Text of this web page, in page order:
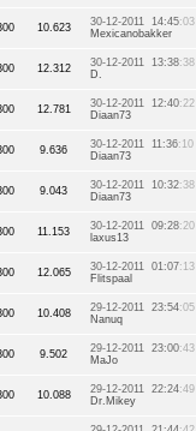
10.623 30-12-2011 14:45:03
Mexicanobakker
12.312 30-12-2011 13:38:38
D.
12.781 30-12-2011 12:40:22
Diaan73
9.636 30-12-2011 11:36:10
Diaan73
9.043 30-12-2011 10:32:38
Diaan73
11.153 30-12-2011 09:28:20
laxus13
12.065 30-12-2011 01:07:13
Flitspaal
10.408 29-12-2011 23:54:05
Nanuq
9.502 29-12-2011 23:00:43
MaJo
10.088 29-12-2011 22:24:49
Dr.Mikey